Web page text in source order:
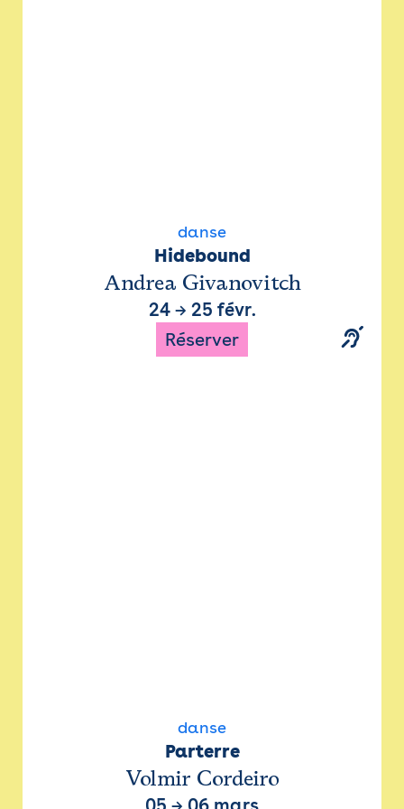
danse
Hidebound
Andrea Givanovitch
24→ 25 févr.
Réserver
danse
Parterre
Volmir Cordeiro